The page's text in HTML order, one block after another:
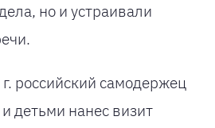
но и устраивали
российский самодержец
детьми нанес визит